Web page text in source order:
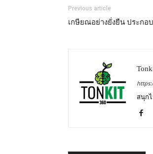
Previous article
เกษียณอย่างยั่งยืน ประกอ
สนุก